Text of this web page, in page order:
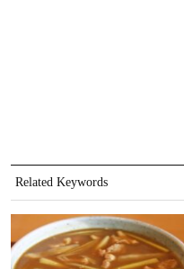
Related Keywords